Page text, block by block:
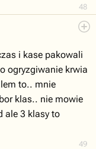
48
49
i kase pakowali
ogryzgiwanie krwia
to.. mnie
klas.. nie mowie
ale 3 klasy to